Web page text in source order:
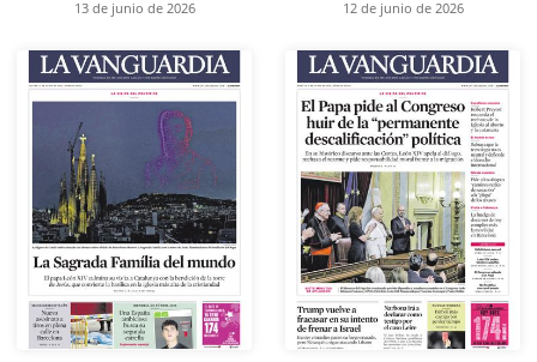
13 de junio de 2026 12 de junio de 2026